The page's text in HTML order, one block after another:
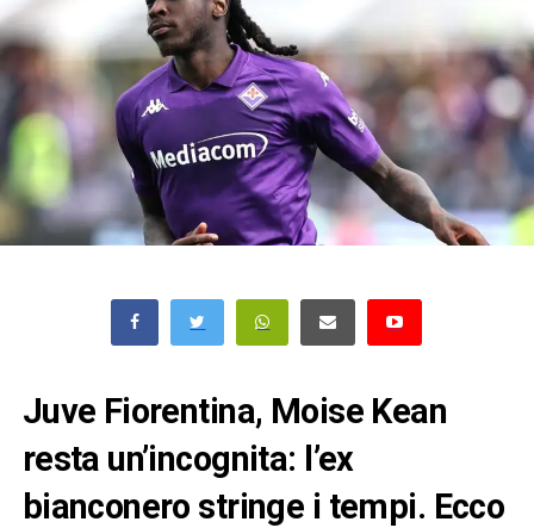
Juve Fiorentina, Moise Kean
resta un’incognita: l’ex
bianconero stringe i tempi. Ecco